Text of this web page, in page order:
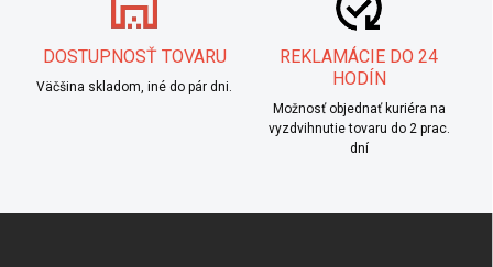
DOSTUPNOSŤ TOVARU
Väčšina skladom, iné do pár dni.
REKLAMÁCIE DO 24
HODÍN
Možnosť objednať kuriéra na
vyzdvihnutie tovaru do 2 prac.
dní